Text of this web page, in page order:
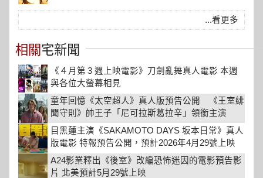
...看更多
相關宅新聞
《４月第３週上映電影》刀劍亂舞真人電影 本週
與各位大螢幕相見
童年回憶《太空超人》真人版預告公開 《王室緋
聞守則》帥王子「尼可拉斯葛拉辛」領銜主演
目黑蓮主演《SAKAMOTO DAYS 坂本日常》真人
版電影 特報預告公開，預計2026年4月29號上映
A24影業釋出《後室》改編恐怖迷因的電影預告影
片 北美預計5月29號上映